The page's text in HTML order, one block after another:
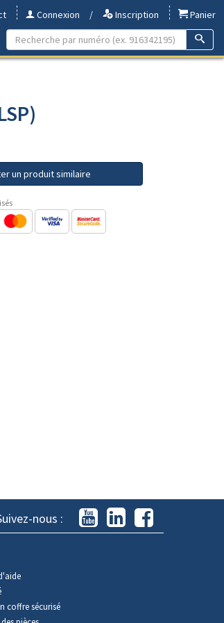
Connexion / Inscription
Panier
un produit similaire
nous :
coffre sécurisé